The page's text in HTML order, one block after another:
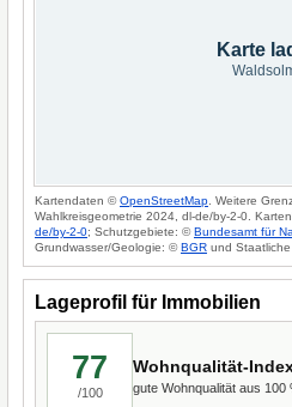
Karte
Kartendaten ©OpenStreetMap . Weitere
Wahlkreisgeometrie 2024, dl-de/by-2-0.
de/by-2-0; Schutzgebiete: ©Bundesamt für
Grundwasser/Geologie: ©BGR und Staatliche
Lageprofil für Immobilien
77
/100
Wohnqualität-
gute Wohnqualität aus 100